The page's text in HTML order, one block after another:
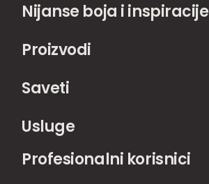
Nijanse boja i inspiracije
Proizvodi
Saveti
Usluge
Profesionalni korisnici